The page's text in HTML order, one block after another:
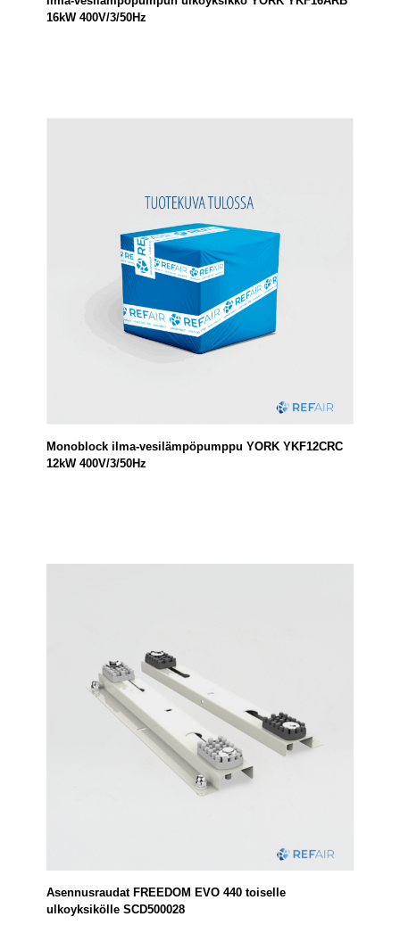
16kW 400V/3/50Hz
Monoblock ilma-vesilämpöpumppu YORK YKF12CRC
12kW 400V/3/50Hz
Asennusraudat FREEDOM EVO 440 toiselle
ulkoyksikölle SCD500028